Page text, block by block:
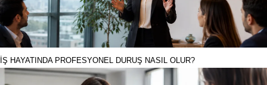
İŞ HAYATINDA PROFESYONEL DURUŞ NASIL OLUR?